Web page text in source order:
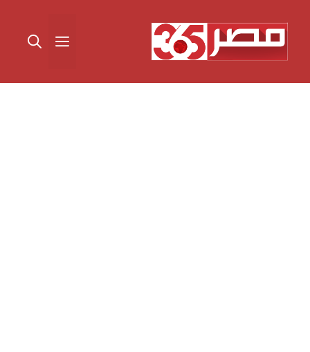
المحتوى القائمة